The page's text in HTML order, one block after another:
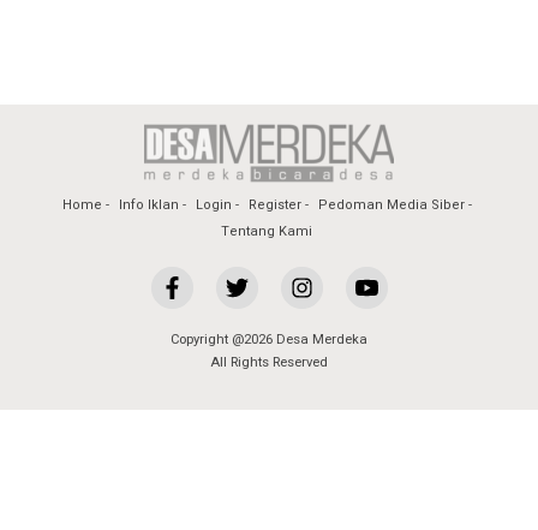
Home Info Iklan Login Register
Pedoman Media Siber
Tentang Kami
Copyright @2026 Desa Merdeka
All Rights Reserved